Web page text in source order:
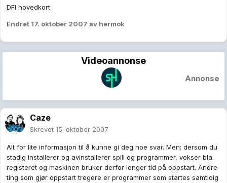
DFI hovedkort
Endret 17. oktober 2007 av hermok
Videoannonse
Annonse
Caze
Skrevet 15. oktober 2007
Alt for lite informasjon til å kunne gi deg noe svar. Men; dersom du
stadig installerer og avinstallerer spill og programmer, vokser bla.
registeret og maskinen bruker derfor lenger tid på oppstart. Andre
ting som gjør oppstart tregere er programmer som startes samtidig